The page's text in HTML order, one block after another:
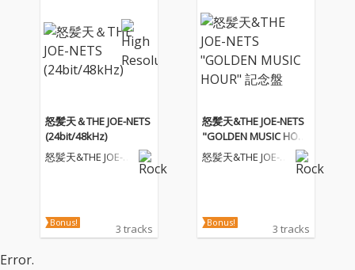
怒髪天＆THE JOE-NETS
(24bit/48kHz)
怒髪天&THE JOE-NE
Bonus! 3 tracks
怒髪天&THE JOE-NETS
"GOLDEN MUSIC HOU
R" 記念盤
怒髪天&THE JOE-NE
Bonus! 3 tracks
Error.